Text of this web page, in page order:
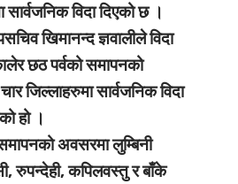
विदा दिएको छ ।
खिमानन्द ज्ञवालीले विदा
छठ पर्वको समापनको
जिल्लाहरुमा सार्वजनिक विदा
हो ।
अवसरमा लुम्बिनी
रुपन्देही, कपिलवस्तु र बाँके